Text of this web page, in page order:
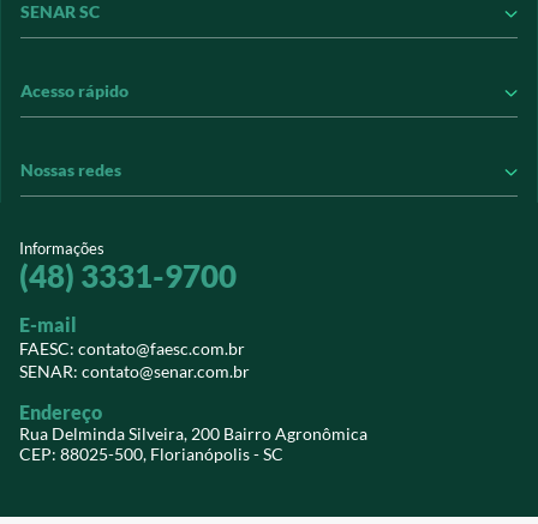
Conseleite
Informações Jurídicas
Leiloeiros
Vídeos
SENAR SC
Conheça nossos treinamentos
Transparência e Prestação de Contas
Credenciamento PJ
Download
EaD Senar/SC
Acesso rápido
Extranet
Revistas
SIGESNET WEB
Contato
Eventos
Webmail
Nossas redes
@sistemafaescsenar
Faesc
Senar
Informações
(48) 3331-9700
E-mail
FAESC: contato@faesc.com.br
SENAR: contato@senar.com.br
Endereço
Rua Delminda Silveira, 200 Bairro Agronômica
CEP: 88025-500, Florianópolis - SC